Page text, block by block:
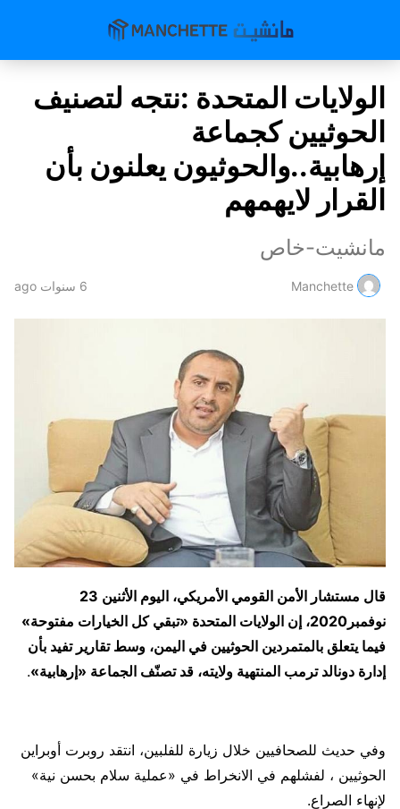
الولايات المتحدة :نتجه لتصنيف
الحوثيين كجماعة
إرهابية..والحوثيون يعلنون بأن
القرار لايهمهم
مانشيت-خاص
Manchette 6 سنوات ago
قال مستشار الأمن القومي الأمريكي، اليوم الأثنين 23
نوفمبر2020، إن الولايات المتحدة «تبقي كل الخيارات مفتوحة»
فيما يتعلق بالمتمردين الحوثيين في اليمن، وسط تقارير تفيد بأن
إدارة دونالد ترمب المنتهية ولايته، قد تصنّف الجماعة «إرهابية».
وفي حديث للصحافيين خلال زيارة للفلبين، انتقد روبرت أوبراين
الحوثيين ، لفشلهم في الانخراط في «عملية سلام بحسن نية»
لإنهاء الصراع.